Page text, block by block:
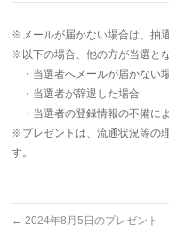
※メールが届かない場合は、抽
※以下の場合、他の方が当選とな
・当選者へメールが届かない
・当選者が辞退した場合
・当選者の登録情報の不備に
※プレゼントは、流通状況等の
す。
← 2024年8月5日のプレゼント